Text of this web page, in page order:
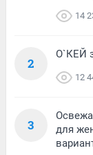
14
2
О`КЕЙ
12
3
для